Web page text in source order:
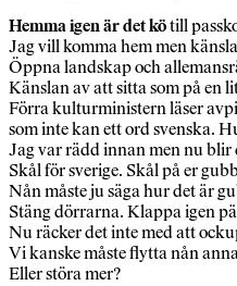
Hemma igen är det kötill
Jag vill komma hem men
Öppna landskap och
Känslan av att sitta som på en
Förra kulturministern läser
som inte kan ett ord svenska.
Jag var rädd innan men nu blir
Skål för sverige. Skål på er
Nån måste ju säga hur det är
Stäng dörrarna. Klappa igen
Nu räcker det inte med att
Vi kanske måste flytta nån
Eller störa mer?